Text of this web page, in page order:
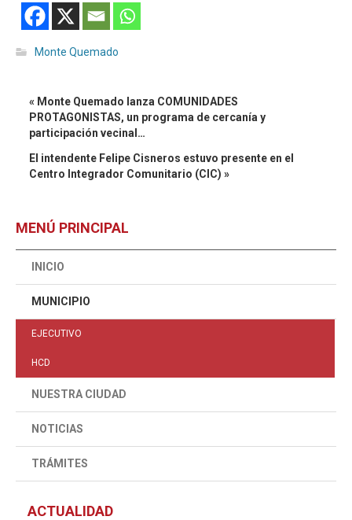
Monte Quemado
« Monte Quemado lanza COMUNIDADES
PROTAGONISTAS, un programa de cercanía y
participación vecinal…
El intendente Felipe Cisneros estuvo presente en el
Centro Integrador Comunitario (CIC) »
MENÚ PRINCIPAL
INICIO
MUNICIPIO
EJECUTIVO
HCD
NUESTRA CIUDAD
NOTICIAS
TRÁMITES
ACTUALIDAD